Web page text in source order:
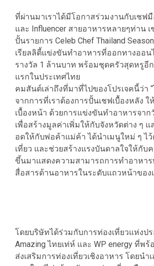
ที่ผ่านมาเราได้มีโอกาสร่วมงานกับเชฟ
และ Influencer สายอาหารหลายๆท่าน
ปั้นรายการ Celeb Chef Thailand
เรียลลิตี้แข่งขันทำอาหารที่ออกทางออน
รางวัล 1 ล้านบาท พร้อมชุดครัวสุดหรูอี
แรกในประเทศไทย
คมสันต์เล่าถึงที่มาที่ไปของโปรเจคนี้ว่า
จากการที่เราต้องการปั้นเชฟเบื้องหลัง ใ
เบื้องหน้า ด้วยการแข่งขันทำอาหารจา
เพื่อสร้างมูลค่าเพิ่มให้กับจังหวัดต่าง ๆ แ
อดให้กับพ่อค้าแม่ค้า ได้นำเมนูใหม่ ๆ ไ
เที่ยว และช่วยสร้างแรงบันดาลใจให้กับ
ขึ้นมาแสดงความสามารถการทำอาหา
สื่อสารด้านอาหารในระดับแถวหน้าของ
โดยบริษัทได้ร่วมกับการท่องเที่ยวแห่งปร
Amazing ไทยเท่ห์ และ WP energy ที่พ
ส่งเสริมการท่องเที่ยวเชิงอาหาร โดยนำ